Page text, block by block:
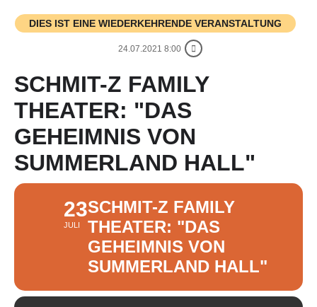
DIES IST EINE WIEDERKEHRENDE VERANSTALTUNG
24.07.2021 8:00
SCHMIT-Z FAMILY
THEATER: "DAS
GEHEIMNIS VON
SUMMERLAND HALL"
23
JULI
SCHMIT-Z FAMILY
THEATER: "DAS
GEHEIMNIS VON
SUMMERLAND HALL"